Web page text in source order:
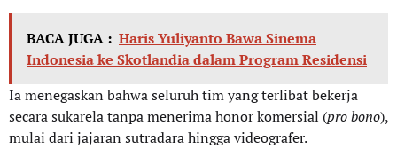
BACA JUGA : Haris Yuliyanto Bawa Sinema
Indonesia ke Skotlandia dalam Program Residensi
Ia menegaskan bahwa seluruh tim yang terlibat bekerja
secara sukarela tanpa menerima honor komersial (pro bono),
mulai dari jajaran sutradara hingga videografer.